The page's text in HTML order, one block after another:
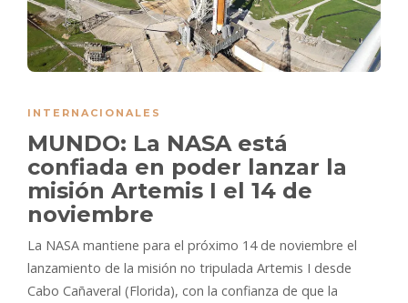
INTERNACIONALES
MUNDO: La NASA está
confiada en poder lanzar la
misión Artemis I el 14 de
noviembre
La NASA mantiene para el próximo 14 de noviembre el
lanzamiento de la misión no tripulada Artemis I desde
Cabo Cañaveral (Florida), con la confianza de que la